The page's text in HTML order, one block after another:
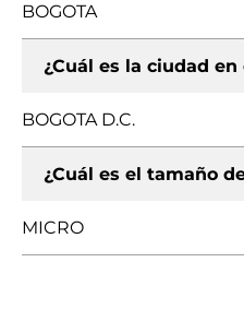
BOGOTA
¿Cuál es la ciudad
BOGOTA D.C.
¿Cuál es el tamaño
MICRO